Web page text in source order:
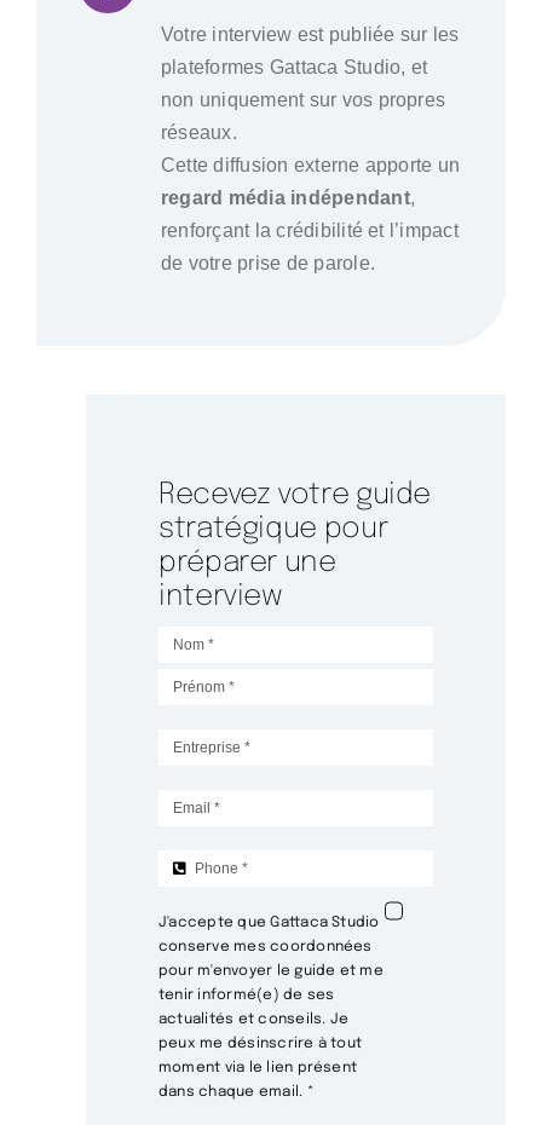
Votre interview est publiée sur les
plateformes Gattaca Studio, et
non uniquement sur vos propres
réseaux.
Cette diffusion externe apporte un
regard média indépendant,
renforçant la crédibilité et l’impact
de votre prise de parole.
Recevez votre guide
stratégique pour
préparer une
interview
J'accepte que Gattaca Studio
conserve mes coordonnées
pour m'envoyer le guide et me
tenir informé(e) de ses
actualités et conseils. Je
peux me désinscrire à tout
moment via le lien présent
dans chaque email. *